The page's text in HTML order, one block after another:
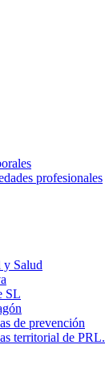
profesionales
y Salud
SL
de prevención
territorial de PRL.